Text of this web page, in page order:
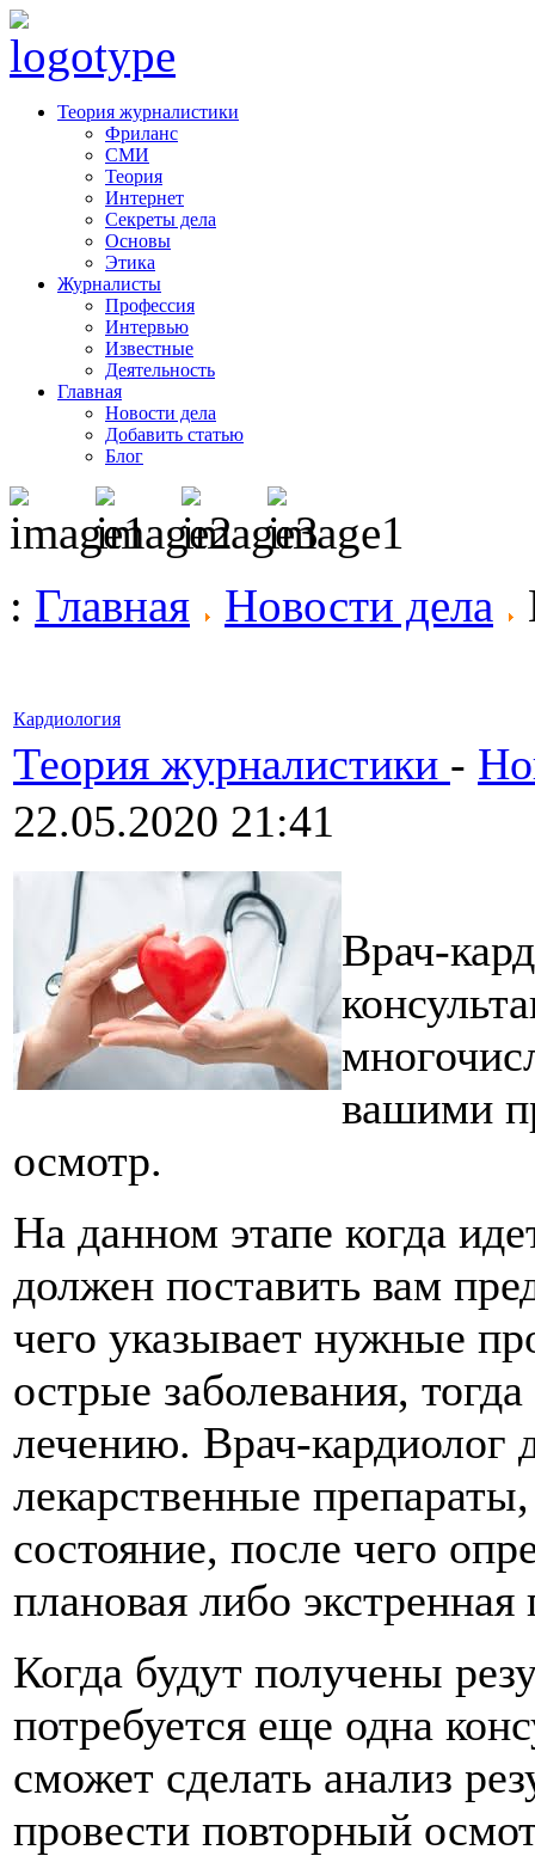
Теория журналистики
Фриланс
СМИ
Теория
Интернет
Секреты дела
Основы
Этика
Журналисты
Профессия
Интервью
Известные
Деятельность
Главная
Новости дела
Добавить статью
Блог
: Главная Новости дела
Кардиология
Теория журналистики -
22.05.2020 21:41
Врач-
вашими
осмотр.
На данном этапе когда
должен поставить вам
чего указывает нужные
острые заболевания,
лечению. Врач-кардиолог
лекарственные
состояние, после чего
плановая либо экстренная
Когда будут получены
потребуется еще одна
сможет сделать анализ
провести повторный